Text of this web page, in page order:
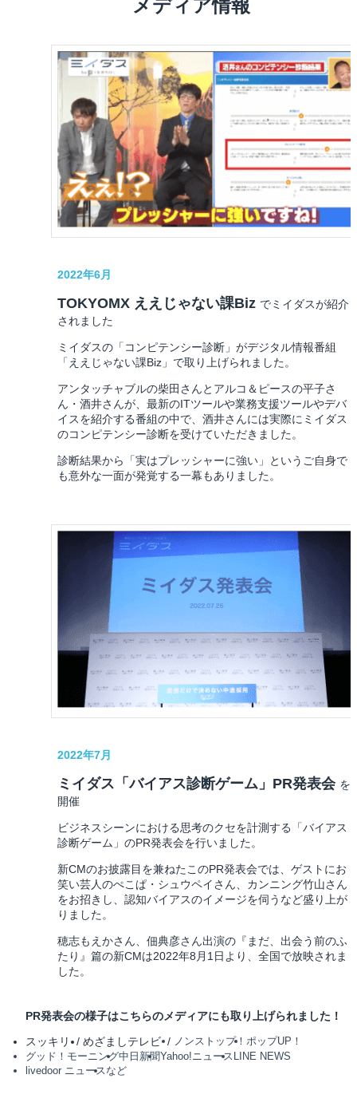
メディア情報
2022年6月
TOKYOMX ええじゃない課Biz でミイダスが紹介
されました
ミイダスの「コンピテンシー診断」がデジタル情報番組
「ええじゃない課Biz」で取り上げられました。
アンタッチャブルの柴田さんとアルコ＆ピースの平子さ
ん・酒井さんが、最新のITツールや業務支援ツールやデバ
イスを紹介する番組の中で、酒井さんには実際にミイダス
のコンピテンシー診断を受けていただきました。
診断結果から「実はプレッシャーに強い」というご自身で
も意外な一面が発覚する一幕もありました。
2022年7月
ミイダス「バイアス診断ゲーム」PR発表会 を
開催
ビジネスシーンにおける思考のクセを計測する「バイアス
診断ゲーム」のPR発表会を行いました。
新CMのお披露目を兼ねたこのPR発表会では、ゲストにお
笑い芸人のぺこぱ・シュウペイさん、カンニング竹山さん
をお招きし、認知バイアスのイメージを伺うなど盛り上が
りました。
穂志もえかさん、佃典彦さん出演の『まだ、出会う前のふ
たり』篇の新CMは2022年8月1日より、全国で放映されま
した。
PR発表会の様子はこちらのメディアにも取り上げられました！
スッキリ
めざましテレビ ノンストップ！ ポップUP！
グッド！モーニング中日新聞Yahoo!ニュース LINE NEWS
livedoor ニュース など